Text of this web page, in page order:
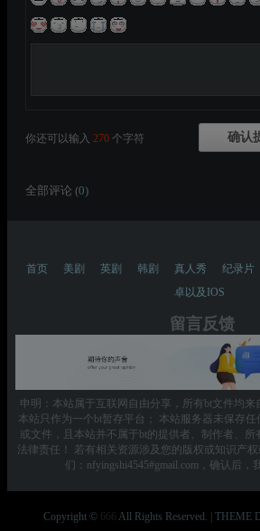
你还可以输入 270 个字符
全部评论 (0)
首页 美剧 英剧 韩剧 真人秀 纪录片
卓以及IOS
留言反馈
申明：本站属于互联网自由分享，所有bt文件均来
本站只作为一个bt暂存平台； 本站服务器未保存
或文件，且本站并不属于bt的提供者、制作者、所
法律责任！ 若有相关资源涉及您的版权或知识产
们：nfyingshi4545#gmail.com，确认后，
Copyright © All Rights Reserved. | THEME